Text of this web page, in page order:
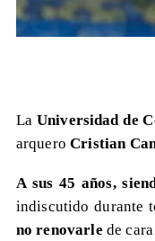
La Universidad de
arqueroCristian
A sus 45 años,
indiscutido durante
no renovarle de